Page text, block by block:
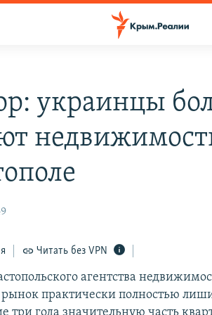
украинцы
Читать без VPN
агентства
рынок практически полностью